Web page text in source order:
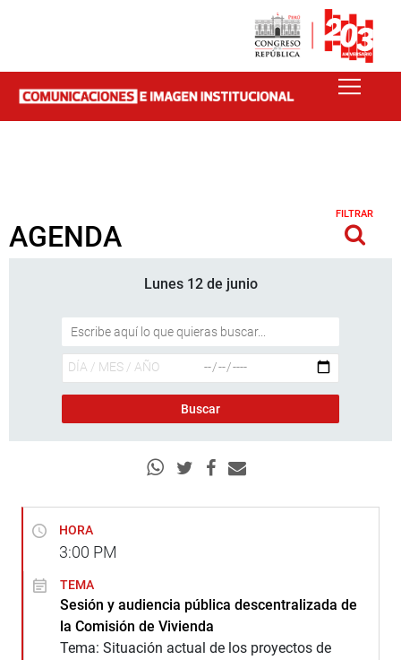
AGENDA
FILTRAR
Lunes 12 de junio
HORA
3:00 PM
TEMA
Sesión y audiencia pública descentralizada de
la Comisión de Vivienda
Tema: Situación actual de los proyectos de